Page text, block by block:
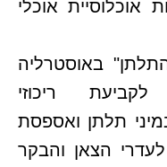
אוכלוסיית אוכלי
באוסטרליה
ריכוזי
תלתן ואספסת
הצאן והבקר